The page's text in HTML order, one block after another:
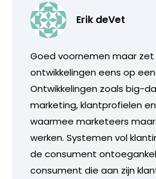
Erik deVet
Goed voornemen maar
ontwikkelingen eens op
Ontwikkelingen zoals big-
marketing, klantprofielen
waarmee marketeers
werken. Systemen vol
de consument
consument die aan zijn